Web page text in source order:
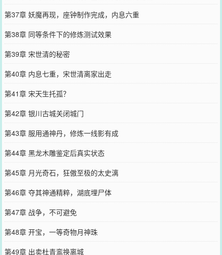
第37章 妖魔再现，座钟制作完成，内息六重
第38章 同等条件下的修炼测试效果
第39章 宋世清的秘密
第40章 内息七重，宋世清离家出走
第41章 宋天生托孤？
第42章 银川古城关闭城门
第43章 服用通神丹，修炼一线影有成
第44章 黑龙木雕鉴定后真实状态
第45章 月光奇石，狂傲至极的太史漓
第46章 夺其神通精粹，湖底埋尸体
第47章 战争，不可避免
第48章 开宝，一等奇物月神珠
第49章 出卖杜青鸾换离城